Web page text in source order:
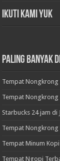
Ikuti Kami Yuk
Paling Banyak
Tempat
Tempat Nongkrong
Starbucks 24 jam di
Tempat
Tempat Minum
Tempat Ngopi